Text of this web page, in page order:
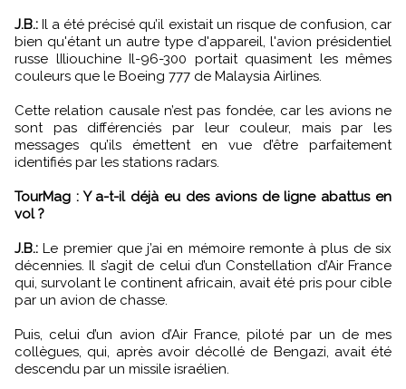
J.B.: Il a été précisé qu’il existait un risque de confusion, car
bien qu'étant un autre type d'appareil, l'avion présidentiel
russe lIliouchine Il-96-300 portait quasiment les mêmes
couleurs que le Boeing 777 de Malaysia Airlines.
Cette relation causale n’est pas fondée, car les avions ne
sont pas différenciés par leur couleur, mais par les
messages qu’ils émettent en vue d’être parfaitement
identifiés par les stations radars.
TourMag : Y a-t-il déjà eu des avions de ligne abattus en
vol ?
J.B.: Le premier que j’ai en mémoire remonte à plus de six
décennies. Il s’agit de celui d’un Constellation d’Air France
qui, survolant le continent africain, avait été pris pour cible
par un avion de chasse.
Puis, celui d’un avion d’Air France, piloté par un de mes
collègues, qui, après avoir décollé de Bengazi, avait été
descendu par un missile israélien.